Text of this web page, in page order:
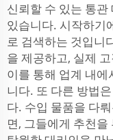
신뢰할 수 있는 통
있습니다. 시작하기
로 검색하는 것입니
을 제공하고, 실제
이를 통해 업계 내
니다. 또 다른 방법
다. 수입 물품을 다
면, 그들에게 추천